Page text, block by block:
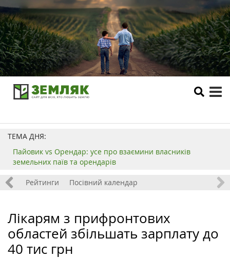
ТЕМА ДНЯ:
Пайовик vs Орендар: усе про взаємини власників
земельних паїв та орендарів
Рейтинги Посівний календар
Лікарям з прифронтових
областей збільшать зарплату до
40 тис грн